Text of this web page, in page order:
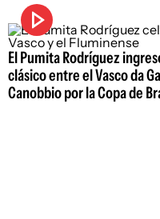
El Pumita Rodríguez
clásico entre el Vasco da
Canobbio por la Copa de